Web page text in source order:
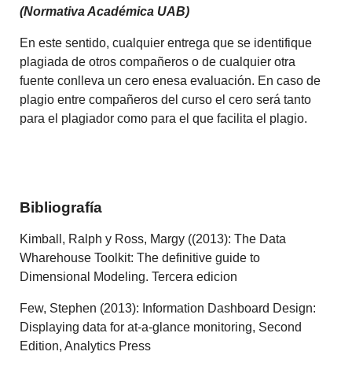
(Normativa Académica UAB)
En este sentido, cualquier entrega que se identifique
plagiada de otros compañeros o de cualquier otra
fuente conlleva un cero enesa evaluación. En caso de
plagio entre compañeros del curso el cero será tanto
para el plagiador como para el que facilita el plagio.
Bibliografía
Kimball, Ralph y Ross, Margy ((2013): The Data
Wharehouse Toolkit: The definitive guide to
Dimensional Modeling. Tercera edicion
Few, Stephen (2013): Information Dashboard Design:
Displaying data for at-a-glance monitoring, Second
Edition, Analytics Press